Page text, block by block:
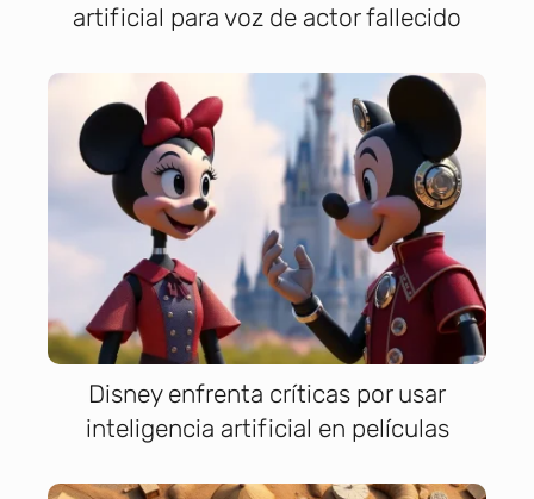
artificial para voz de actor fallecido
Disney enfrenta críticas por usar
inteligencia artificial en películas